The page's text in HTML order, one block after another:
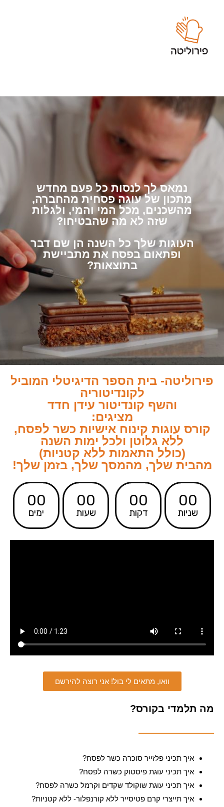
נמאס לך לנסות כל פעם מחדש
מתכון של עוגה פסחית מהחברה,
מהשכנים, מכל המי והמי, ולגלות
שזה לא מה שהבטיחו?
העוגות שלך כל השנה הן שם דבר
ופתאום בפסח את מתביישת
בתוצאות?
פירוליטה- בית הספר הדיגיטלי המוביל
לקונדיטוריה
והשף קונדיטור עידן חדד
מציגים:
קורס עוגות קינוח אישיות כשר לפסח,
ללא גלוטן ולכל ימות השנה
(כולל התאמות ללא קטניות)
מהבית שלך, מהמסך שלך, בזמן שלך!
00
ימים
00
שעות
00
דקות
00
שניות
וואו, מתאים לי בול! אני רוצה להירשם
מה תלמדי בקורס?
איך תכיני פלזייר סוכרה כשר לפסח?
איך תכיני עוגת פיסטוק כשרה לפסח?
איך תכיני עוגת שוקולד שקדים וקרמל כשרה לפסח?
איך תייצרי קרם פטיסייר ללא קורנפלור- ללא קטניות?